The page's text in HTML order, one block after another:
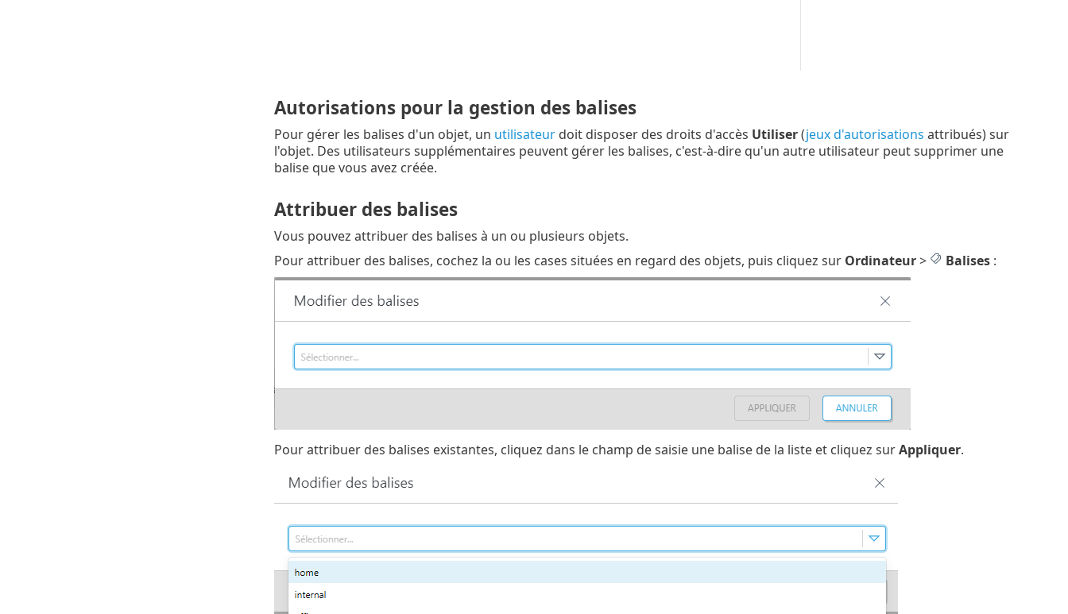
Autorisations pour la gestion des balises
Pour gérer les balises d'un objet, un utilisateurdoit disposer des droits d'accès Utiliser(jeux d'autorisations attribués) sur
l'objet. Des utilisateurs supplémentaires peuvent gérer les balises, c'est-à-dire qu'un autre utilisateur peut supprimer une
balise que vous avez créée.
Attribuer des balises
Vous pouvez attribuer des balises à un ou plusieurs objets.
Pour attribuer des balises, cochez la ou les cases situées en regard des objets, puis cliquez sur Ordinateur> Balises:
Pour attribuer des balises existantes, cliquez dans le champ de saisie une balise de la liste et cliquez surAppliquer.